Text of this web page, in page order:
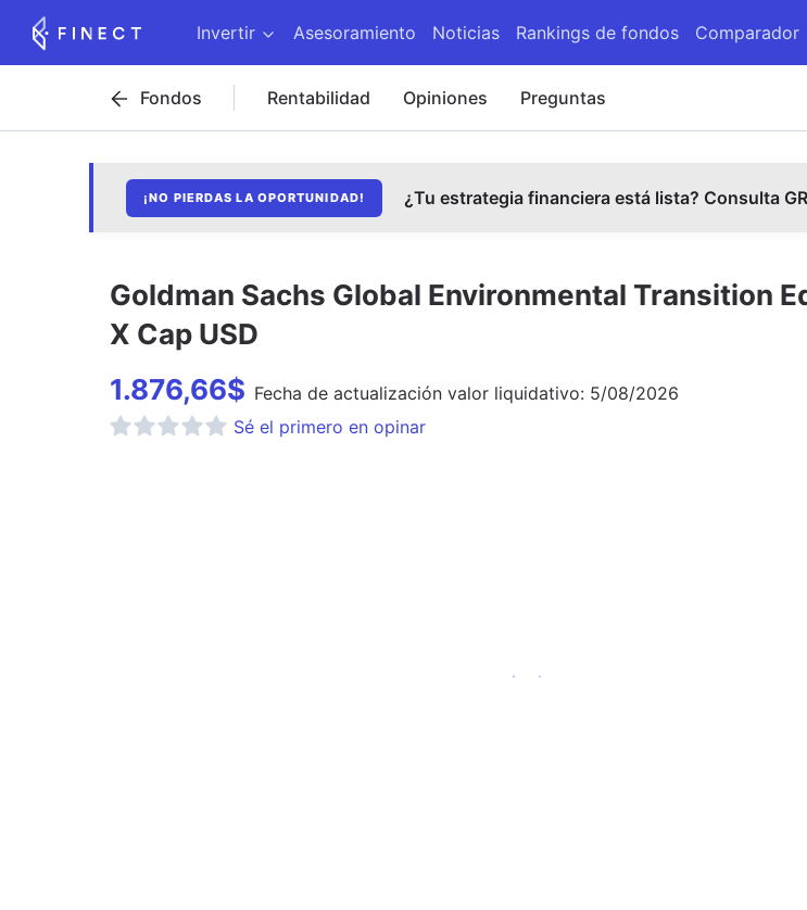
Invertir Asesoramiento Noticias Rankings de fondos Comparador
Fondos Rentabilidad Opiniones Preguntas
¡NO PIERDAS LA OPORTUNIDAD! ¿Tu estrategia financiera está lista? Consulta
Goldman Sachs Global Environmental Transition
X Cap USD
1.876,66$ Fecha de actualización valor liquidativo: 5/08/2026
Sé el primero en opinar